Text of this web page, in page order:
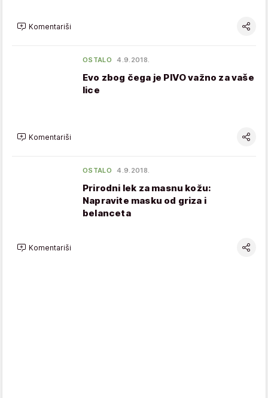
Komentariši
OSTALO 4.9.2018.
Evo zbog čega je PIVO važno za vaše
lice
Komentariši
OSTALO 4.9.2018.
Prirodni lek za masnu kožu:
Napravite masku od griza i
belanceta
Komentariši